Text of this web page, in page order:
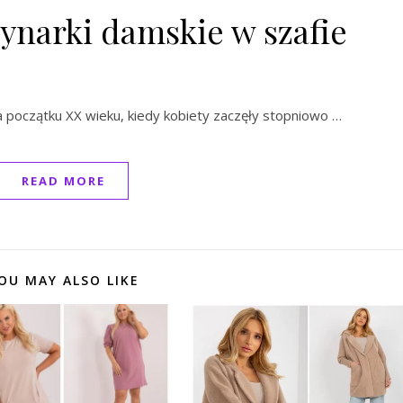
damskie w szafie
XX wieku, kiedy kobiety zaczęły stopniowo …
READ MORE
MAY ALSO LIKE